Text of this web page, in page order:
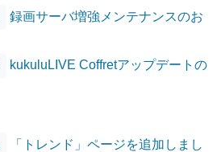
録画サーバ増強メンテナンスのお
kukuluLIVE Coffretアップデートの
「トレンド」ページを追加しまし